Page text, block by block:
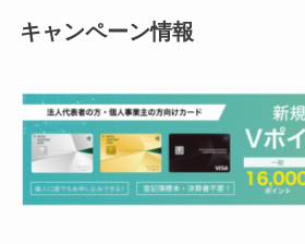
キャンペーン情報